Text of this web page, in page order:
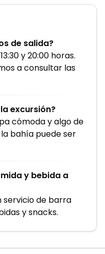
de salida?
y 20:00 horas.
a consultar las
excursión?
cómoda y algo de
bahía puede ser
y bebida a
servicio de barra
y snacks.